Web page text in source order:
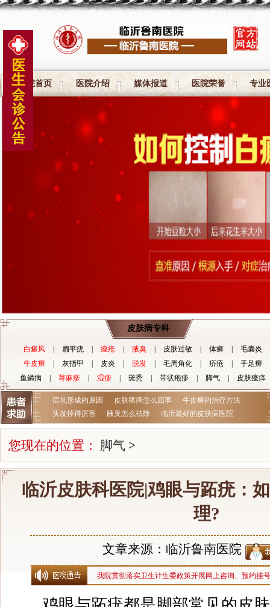
医院首页 医院介绍 媒体报道 医院荣誉 专业
皮肤病专科
白癜风 扁平疣 痤疮 腋臭 皮肤过敏 体癣
毛囊炎
牛皮癣
灰指甲 皮炎 脱发 毛周角化 疥疮
手足癣
鱼鳞病
荨麻疹 湿疹 斑秃 带状疱疹 脚气 皮肤瘙痒
痘坑形成的原因 皮肤瘙痒怎么回事
牛皮癣的治疗方法
头发掉得厉害
腋臭怎么祛除 临沂最好的皮肤病医院
您现在的位置： 脚气 >
临沂皮肤科医院|鸡眼与跖疣：
理?
文章来源：临沂鲁南医院
我院贯彻落实卫生计生委政策开展网上咨询、预约挂